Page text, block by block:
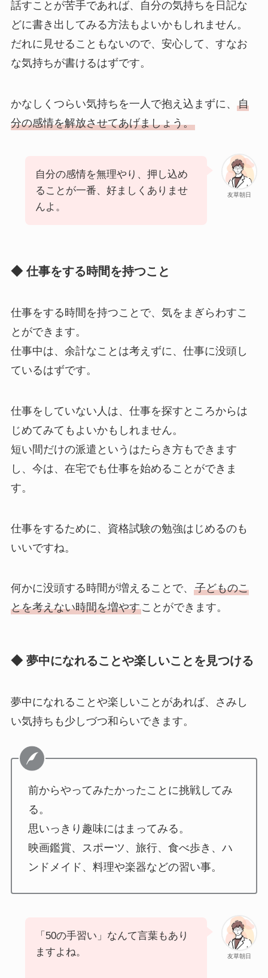
話すことが苦手であれば、自分の気持ちを日記な
どに書き出してみる方法もよいかもしれません。
だれに見せることもないので、安心して、すなお
な気持ちが書けるはずです。
かなしくつらい気持ちを一人で抱え込まずに、 自
分の感情を解放させてあげましょう。
友草朝日
自分の感情を無理やり、押し込め
ることが一番、好ましくありませ
んよ。
◆ 仕事をする時間を持つこと
仕事をする時間を持つことで、気をまぎらわすこ
とができます。
仕事中は、余計なことは考えずに、仕事に没頭し
ているはずです。
仕事をしていない人は、仕事を探すところからは
じめてみてもよいかもしれません。
短い間だけの派遣というはたらき方もできます
し、今は、在宅でも仕事を始めることができま
す。
仕事をするために、資格試験の勉強はじめるのも
いいですね。
何かに没頭する時間が増えることで、 子どものこ
とを考えない時間を増やすことができます。
◆ 夢中になれることや楽しいことを見つける
夢中になれることや楽しいことがあれば、さみし
い気持ちも少しづつ和らいできます。
前からやってみたかったことに挑戦してみ
る。
思いっきり趣味にはまってみる。
映画鑑賞、スポーツ、旅行、食べ歩き、ハ
ンドメイド、料理や楽器などの習い事。
友草朝日
「50の手習い」なんて言葉もあり
ますよね。